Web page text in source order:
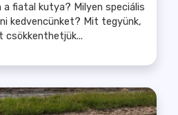
a fiatal kutya? Milyen speciális
kedvencünket? Mit tegyünk,
csökkenthetjük...